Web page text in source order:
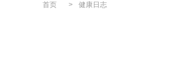
首页 > 健康日志